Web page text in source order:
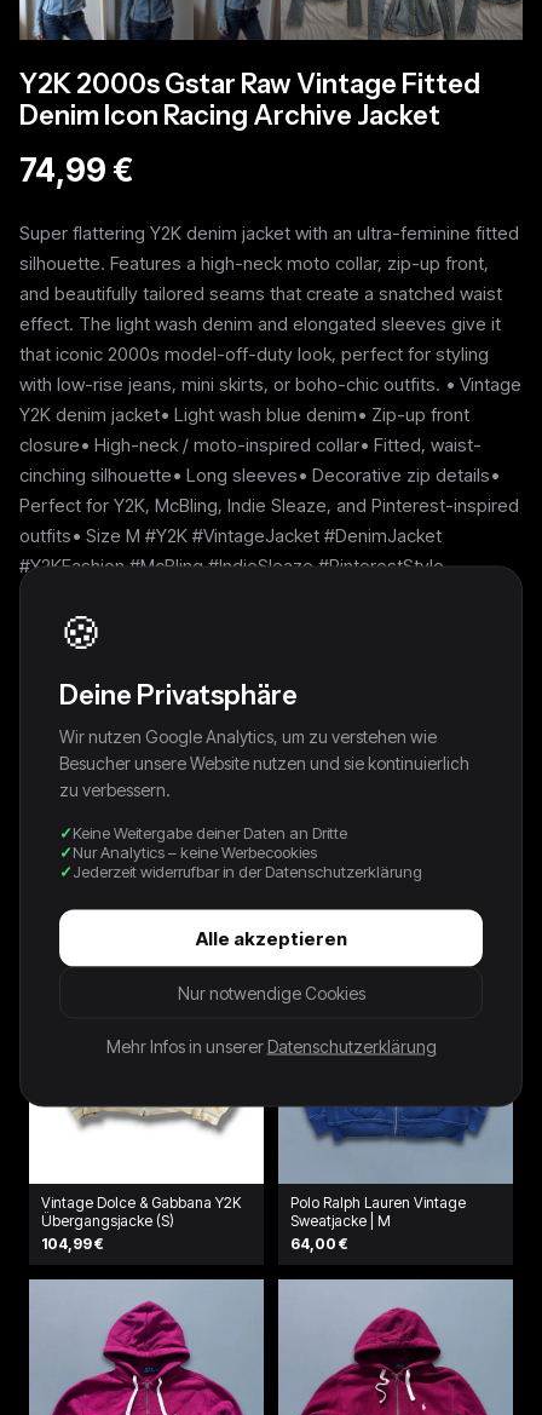
Y2K 2000s Gstar Raw Vintage Fitted
Denim Icon Racing Archive Jacket
74,99 €
Super flattering Y2K denim jacket with an ultra-feminine fitted
silhouette. Features a high-neck moto collar, zip-up front,
and beautifully tailored seams that create a snatched waist
effect. The light wash denim and elongated sleeves give it
that iconic 2000s model-off-duty look, perfect for styling
with low-rise jeans, mini skirts, or boho-chic outfits. • Vintage
Y2K denim jacket• Light wash blue denim• Zip-up front
closure• High-neck / moto-inspired collar• Fitted, waist-
cinching silhouette• Long sleeves• Decorative zip details•
Perfect for Y2K, McBling, Indie Sleaze, and Pinterest-inspired
outfits• Size M #Y2K #VintageJacket #DenimJacket
#Y2KFashion #McBling #IndieSleaze #PinterestStyle
#2000sFashion #ArchiveFashion #Streetwear #BohoChic
#ThriftedStyle
Weitere Pieces
Vintage Dolce & Gabbana Y2K
Übergangsjacke (S)
104,99 €
Polo Ralph Lauren Vintage
Sweatjacke | M
64,00 €
🍪
Deine Privatsphäre
Wir nutzen Google Analytics, um zu verstehen wie
Besucher unsere Website nutzen und sie kontinuierlich
zu verbessern.
Keine Weitergabe deiner Daten an Dritte
Nur Analytics – keine Werbecookies
Jederzeit widerrufbar in der Datenschutzerklärung
Alle akzeptieren
Nur notwendige Cookies
Mehr Infos in unserer Datenschutzerklärung